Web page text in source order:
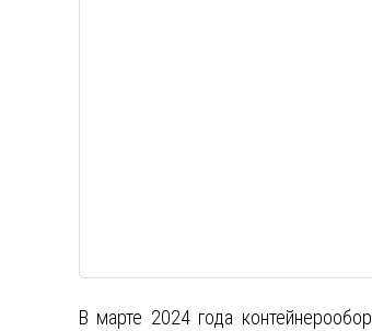
В марте 2024 года